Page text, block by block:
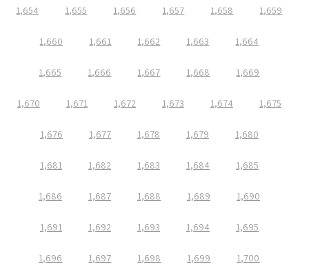
1,654 1,655 1,656 1,657 1,658 1,659
1,660 1,661 1,662 1,663 1,664
1,665 1,666 1,667 1,668 1,669
1,670 1,671 1,672 1,673 1,674 1,675
1,676 1,677 1,678 1,679 1,680
1,681 1,682 1,683 1,684 1,685
1,686 1,687 1,688 1,689 1,690
1,691 1,692 1,693 1,694 1,695
1,696 1,697 1,698 1,699 1,700